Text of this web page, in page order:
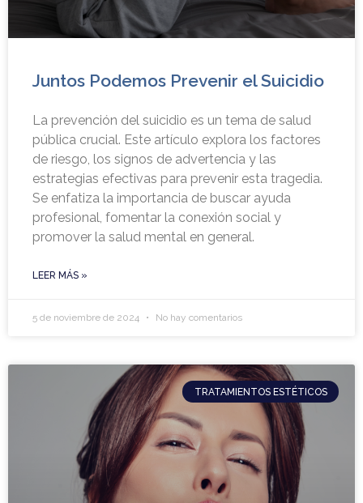
Juntos Podemos Prevenir el Suicidio
La prevención del suicidio es un tema de salud
pública crucial. Este artículo explora los factores
de riesgo, los signos de advertencia y las
estrategias efectivas para prevenir esta tragedia.
Se enfatiza la importancia de buscar ayuda
profesional, fomentar la conexión social y
promover la salud mental en general.
LEER MÁS »
5 de noviembre de 2024 No hay comentarios
TRATAMIENTOS ESTÉTICOS